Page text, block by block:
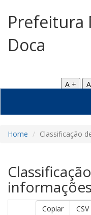
Prefeitura
Doca
A +
Home Classificação
informações
Copiar CSV